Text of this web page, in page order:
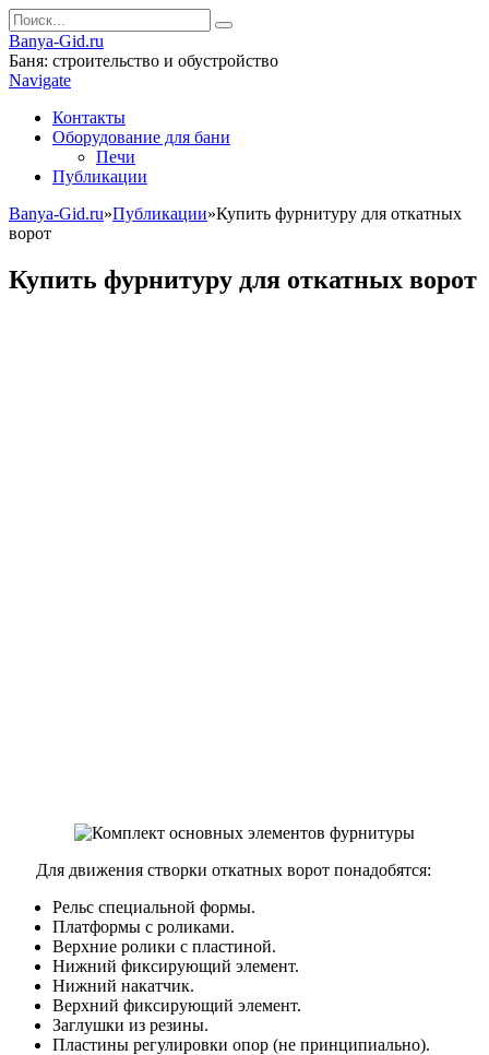
Banya-Gid.ru
Баня: строительство и обустройство
Navigate
Контакты
Оборудование для бани
Печи
Публикации
Banya-Gid.ru»Публикации»Купить фурнитуру для откатных
ворот
Купить фурнитуру для откатных ворот
Для движения створки откатных ворот понадобятся:
Рельс специальной формы.
Платформы с роликами.
Верхние ролики с пластиной.
Нижний фиксирующий элемент.
Нижний накатчик.
Верхний фиксирующий элемент.
Заглушки из резины.
Пластины регулировки опор (не принципиально).